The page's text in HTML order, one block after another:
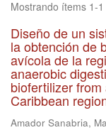
Mostrando ítems 1-1
Diseño de un
la obtención de
avícola de la
anaerobic
biofertilizer
Caribbean
Amador Sanabria,